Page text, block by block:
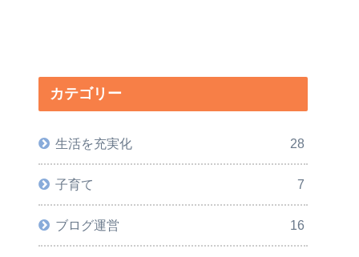
カテゴリー
生活を充実化 28
子育て 7
ブログ運営 16